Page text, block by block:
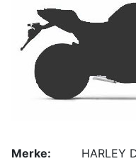
Merke:
HARLEY